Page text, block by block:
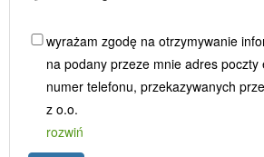
wyrażam zgodę na otrzymywanie
na podany przeze mnie adres poczty
numer telefonu, przekazywanych
z o.o.
rozwiń